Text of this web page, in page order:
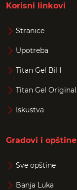
Korisni linkovi
Stranice
Upotreba
Titan Gel BiH
Titan Gel Original
Iskustva
Gradovi i opštine
Sve opštine
Banja Luka